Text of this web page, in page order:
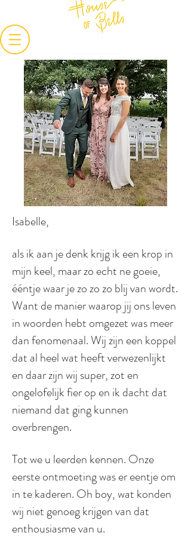
Isabelle,
als ik aan je denk krijg ik een krop in
mijn keel, maar zo echt ne goeie,
ééntje waar je zo zo zo blij van wordt.
Want de manier waarop jij ons leven
in woorden hebt omgezet was meer
dan fenomenaal. Wij zijn een koppel
dat al heel wat heeft verwezenlijkt
en daar zijn wij super, zot en
ongelofelijk fier op en ik dacht dat
niemand dat ging kunnen
overbrengen.
Tot we u leerden kennen. Onze
eerste ontmoeting was er eentje om
in te kaderen. Oh boy, wat konden
wij niet genoeg krijgen van dat
enthousiasme van u.